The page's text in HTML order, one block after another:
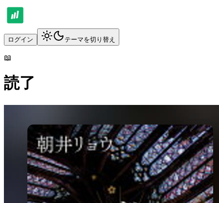
ログイン テーマを切り替え
📖
読了